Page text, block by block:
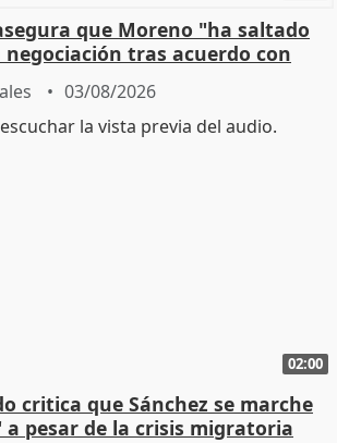
que Moreno "ha saltado
tras acuerdo con
03/08/2026
02:00
critica que Sánchez se marche
a pesar de la crisis migratoria